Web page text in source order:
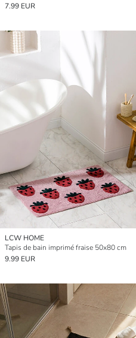
7.99 EUR
LCW HOME
Tapis de bain imprimé fraise 50x80 cm
9.99 EUR